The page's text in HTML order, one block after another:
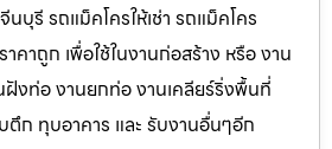
บุรี รถแม็คโครให้เช่า รถแม็คโคร
าคาถูก เพื่อใช้ในงานก่อสร้าง หรือ งาน
งท่อ งานยกท่อ งานเคลียร์ริ่งพื้นที่
ก ทุบอาคาร และ รับงานอื่นๆอีก